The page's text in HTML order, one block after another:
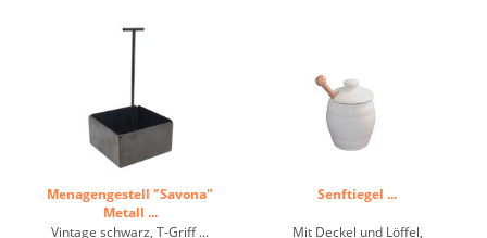
Menagengestell "Savona"
Metall ...
Vintage schwarz, T-Griff ...
Senftiegel ...
Mit Deckel und Löffel,